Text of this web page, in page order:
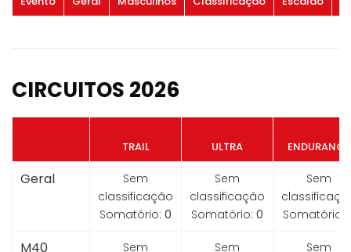
CIRCUITOS 2026
TRAIL ULTRA ENDURANCE
Geral
Sem
classificação
Somatório: 0
Sem
classificação
Somatório: 0
Sem
Somatório:
M40
Sem
Sem
Sem